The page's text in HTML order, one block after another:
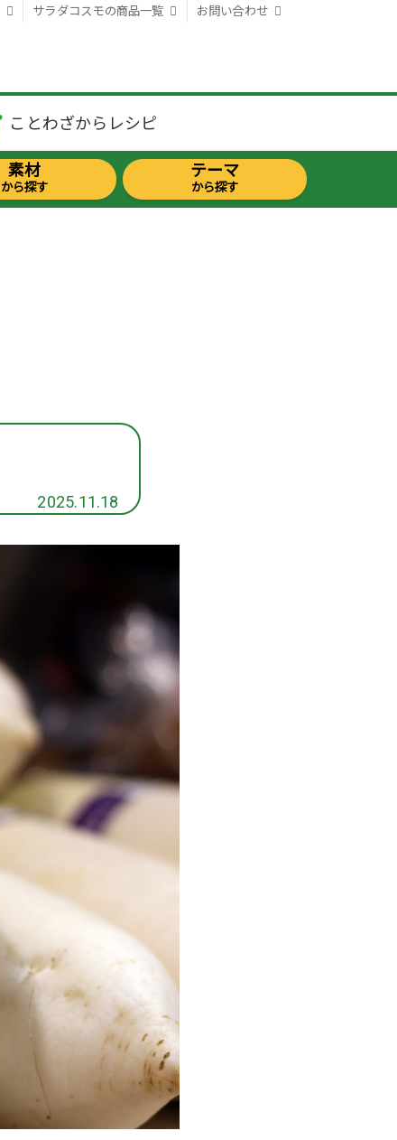
ことわざから レシピ
サラダコスモの商品一覧 お問い合わせ
素材
から探す
テーマ
から探す
2025.11.18